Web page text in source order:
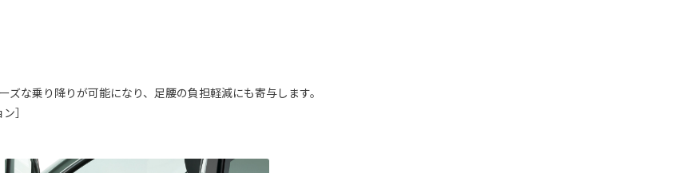
な乗り降りが可能になり、足腰の負担軽減にも寄与します。
］